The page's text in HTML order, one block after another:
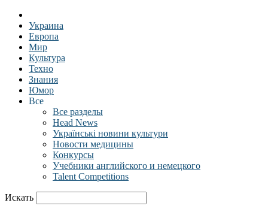
Украина
Европа
Мир
Культура
Техно
Знания
Юмор
Все
Все разделы
Head News
Українські новини культури
Новости медицины
Конкурсы
Учебники английского и немецкого
Talent Competitions
Искать